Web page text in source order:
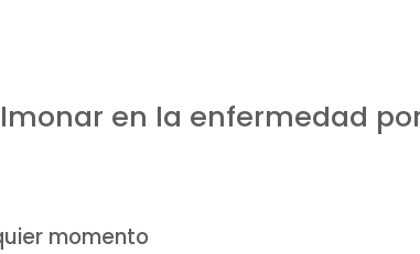
en la enfermedad
momento